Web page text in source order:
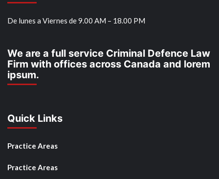
De lunes a Viernes de 9.00 AM – 18.00 PM
We are a full service Criminal Defence Law
Firm with offices across Canada and lorem
ipsum.
Quick Links
Practice Areas
Practice Areas